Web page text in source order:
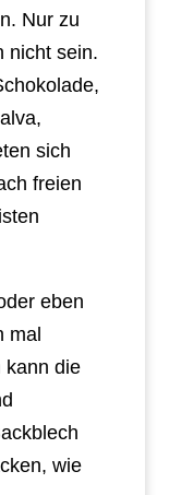
Nur zu
nicht sein.
sich
freien
eben
mal
kann die
wie